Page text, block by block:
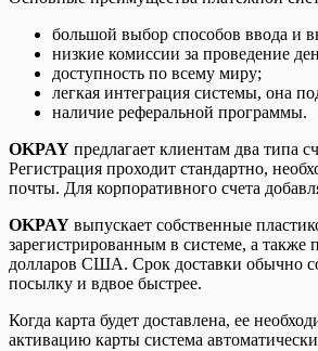
большой выбор способов ввода и
низкие комиссии за проведение
доступность по всему миру;
легкая интеграция системы, она
наличие реферальной программы.
OKPAY предлагает клиентам два типа
Регистрация проходит стандартно,
почты. Для корпоративного счета
OKPAY выпускает собственные
зарегистрированным в системе, а
долларов США. Срок доставки обычно
посылку и вдвое быстрее.
Когда карта будет доставлена, ее
активацию карты система